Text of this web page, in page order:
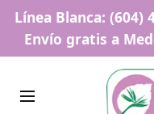
Línea Blanca: (604)
Envío gratis a